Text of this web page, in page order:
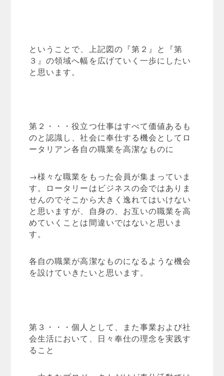
ということで、上記図の『第２』と『第
３』の領域へ幅を広げていく一歩にしたい
と思います。
第２・・・役立つ仕事はすべて価値あるも
のと認識し、社会に奉仕する機会としてロ
ータリアン各自の職業を高潔なものに
→様々な職業をもった会員が集まっていま
す。ロータリーはビジネスの会ではありま
せんのでそこから大きく逸れてはいけない
と思いますが、自身の、お互いの職業を高
めていくことは間違いではないと思いま
す。
各自の職業が高潔なものになるような機会
を設けていきたいと思います。
第３・・・個人として、また事業および社
会生活において、日々奉仕の理念を実践す
ること